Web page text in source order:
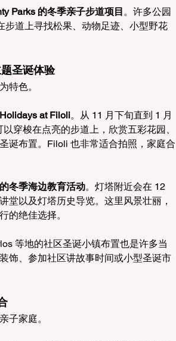
Parks 的冬季亲子步道项目。许多公园
步道上寻找松果、动物足迹、小型野花
圣诞体验
特色。
at Filoli。从 11 月下旬直到 1 月
穿梭在点亮的步道上，欣赏五彩花园、
诞布置。Filoli 也非常适合拍照，家庭合
冬季海边教育活动。灯塔附近会在 12
堂以及灯塔历史导览。这里风景壮丽，
的绝佳选择。
等地的社区圣诞小镇布置也是许多当
饰、参加社区讲故事时间或小型圣诞市
子家庭。